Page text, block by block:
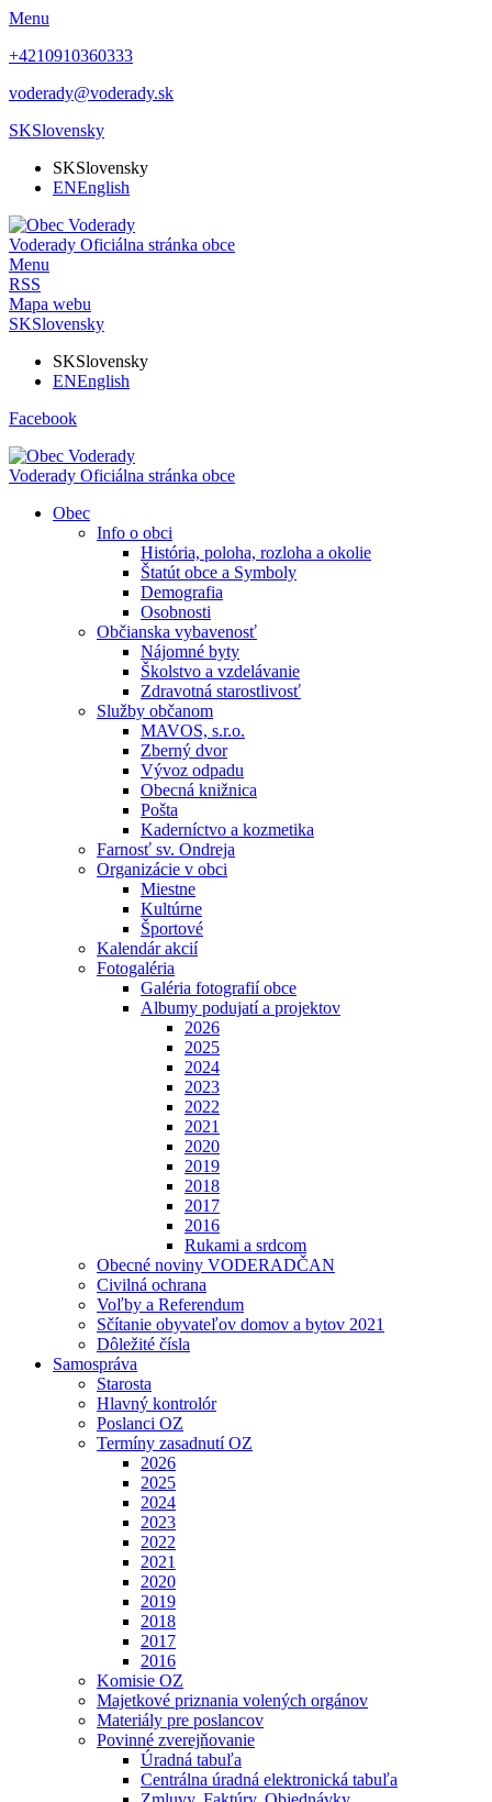
Menu
+4210910360333
voderady@voderady.sk
SKSlovensky
SKSlovensky
ENEnglish
Voderady Oficiálna stránka obce
Menu
RSS
Mapa webu
SKSlovensky
SKSlovensky
ENEnglish
Facebook
Voderady Oficiálna stránka obce
Obec
Info o obci
História, poloha, rozloha a okolie
Štatút obce a Symboly
Demografia
Osobnosti
Občianska vybavenosť
Nájomné byty
Školstvo a vzdelávanie
Zdravotná starostlivosť
Služby občanom
MAVOS, s.r.o.
Zberný dvor
Vývoz odpadu
Obecná knižnica
Pošta
Kaderníctvo a kozmetika
Farnosť sv. Ondreja
Organizácie v obci
Miestne
Kultúrne
Športové
Kalendár akcií
Fotogaléria
Galéria fotografií obce
Albumy podujatí a projektov
2026
2025
2024
2023
2022
2021
2020
2019
2018
2017
2016
Rukami a srdcom
Obecné noviny VODERADČAN
Civilná ochrana
Voľby a Referendum
Sčítanie obyvateľov domov a bytov 2021
Dôležité čísla
Samospráva
Starosta
Hlavný kontrolór
Poslanci OZ
Termíny zasadnutí OZ
2026
2025
2024
2023
2022
2021
2020
2019
2018
2017
2016
Komisie OZ
Majetkové priznania volených orgánov
Materiály pre poslancov
Povinné zverejňovanie
Úradná tabuľa
Centrálna úradná elektronická tabuľa